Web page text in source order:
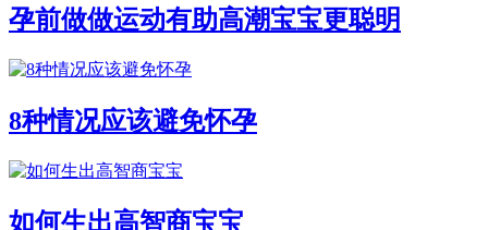
孕前做做运动有助高潮宝宝更聪明
8种情况应该避免怀孕
如何生出高智商宝宝